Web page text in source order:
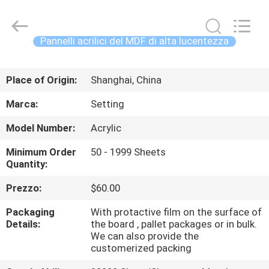
PRODOTTI
NOI
DELLA
Setting
Decorating
Pannelli acrilici del MDF di alta lucentezza
Place of Origin:
Shanghai, China
Marca:
Setting
Model Number:
Acrylic
Minimum Order
Quantity:
50 - 1999 Sheets
Prezzo:
$60.00
Packaging
Details:
With protactive film on the surface of
the board , pallet packages or in bulk.
We can also provide the
customerized packing